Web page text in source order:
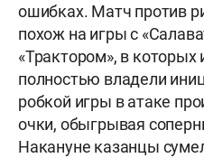
ошибках. Матч против
похож на игры с
«Трактором», в которых
полностью владели
робкой игры в атаке
очки, обыгрывая
Накануне казанцы